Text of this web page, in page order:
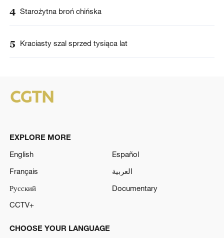
4 Starożytna broń chińska
5 Kraciasty szal sprzed tysiąca lat
EXPLORE MORE
English
Español
Français
العربية
Русский
Documentary
CCTV+
CHOOSE YOUR LANGUAGE